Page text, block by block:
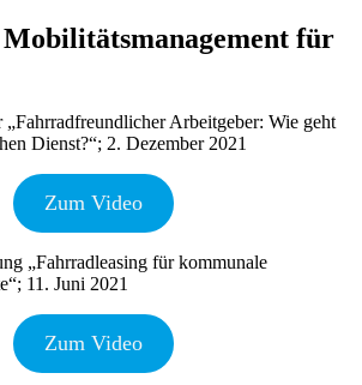
für
„Fahrradfreundlicher Arbeitgeber: Wie geht
Dienst?“; 2. Dezember 2021
Zum Video
„Fahrradleasing für kommunale
11. Juni 2021
Zum Video